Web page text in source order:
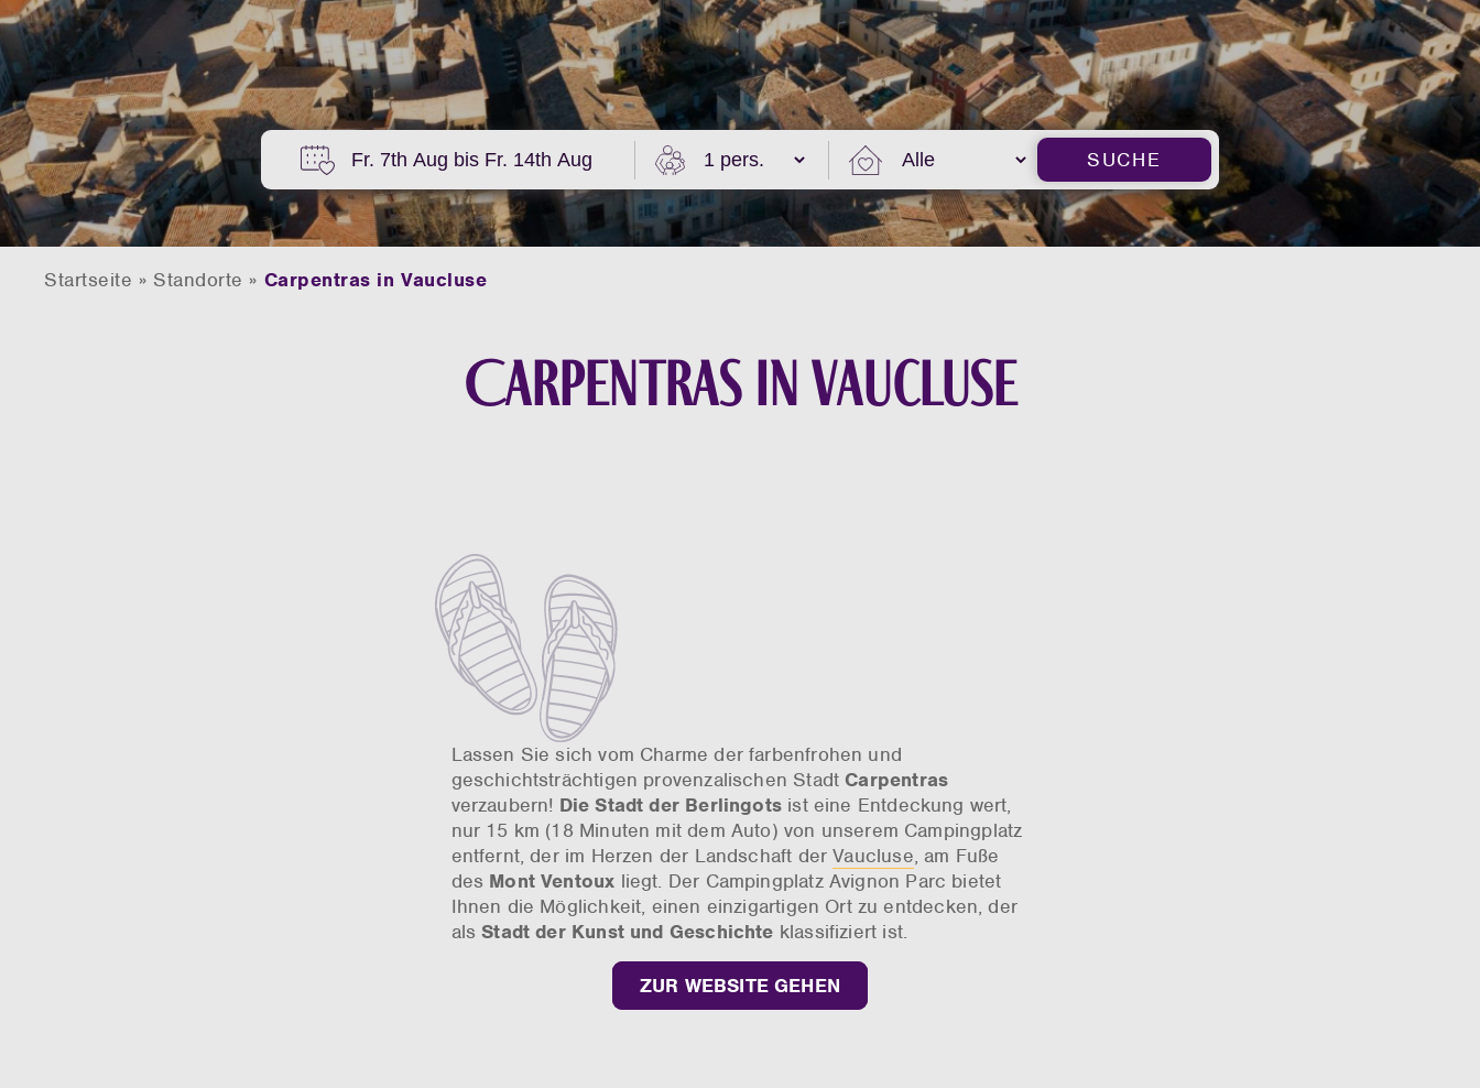
SUCHE
Startseite » Standorte » Carpentras in Vaucluse
Carpentras in Vaucluse
Lassen Sie sich vom Charme der farbenfrohen und
geschichtsträchtigen provenzalischen StadtCarpentras
verzaubern! Die Stadt der Berlingots ist eine Entdeckung wert,
nur 15 km (18 Minuten mit dem Auto) von unserem Campingplatz
entfernt, der im Herzen der Landschaft derVaucluse, am Fuße
des Mont Ventoux liegt. Der Campingplatz Avignon Parc bietet
Ihnen die Möglichkeit, einen einzigartigen Ort zu entdecken, der
alsStadt der Kunst und Geschichte klassifiziert ist.
ZUR WEBSITE GEHEN